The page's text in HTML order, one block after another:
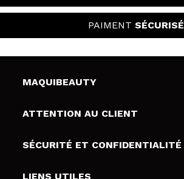
PAIMENT SÉCURISÉ
MAQUIBEAUTY
Qui sommes nous
Cartes-cadeaux
ATTENTION AU CLIENT
Livraison & retour
Modes de paiement
SÉCURITÉ ET CONFIDENTIALITÉ
Conditions et confidentialité
LIENS UTILES